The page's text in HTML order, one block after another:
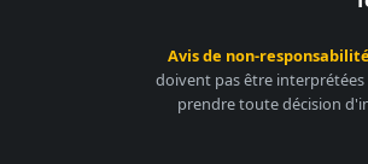
Avis de non-
doivent pas être
prendre toute décision